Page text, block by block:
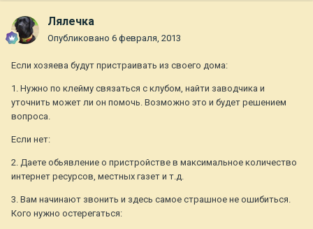
Лялечка
Опубликовано 6 февраля, 2013
Если хозяева будут пристраивать из своего дома:
1. Нужно по клейму связаться с клубом, найти заводчика и
уточнить может ли он помочь. Возможно это и будет решением
вопроса.
Если нет:
2. Даете обьявление о пристройстве в максимальное количество
интернет ресурсов, местных газет и т.д.
3. Вам начинают звонить и здесь самое страшное не ошибиться.
Кого нужно остерегаться: